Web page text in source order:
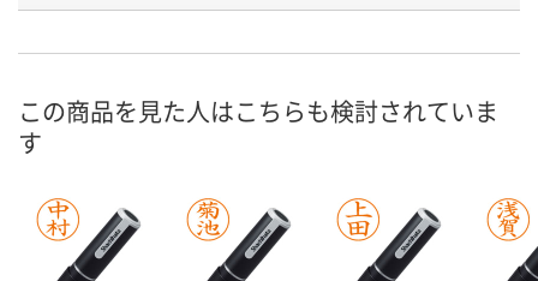
X440685 X440688 X440683
在庫 直送品 直送品 直送品
お届け日
数量
カゴへ
数量
カゴへ カ
この商品を見た人はこちらも検討されていま
す